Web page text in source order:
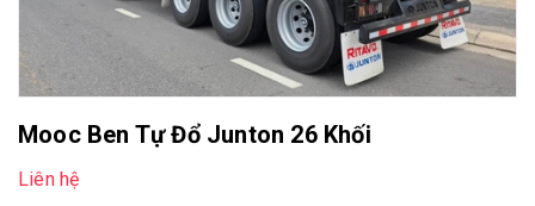
Mooc Ben Tự Đổ Junton 26 Khối
Liên hệ